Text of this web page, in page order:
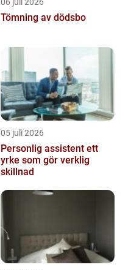
Tömning av dödsbo
05 juli 2026
Personlig assistent ett
yrke som gör verklig
skillnad